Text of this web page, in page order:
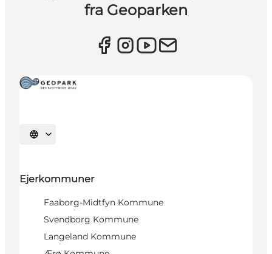
fra Geoparken
Vælg sprog
Ejerkommuner
Faaborg-Midtfyn Kommune
Svendborg Kommune
Langeland Kommune